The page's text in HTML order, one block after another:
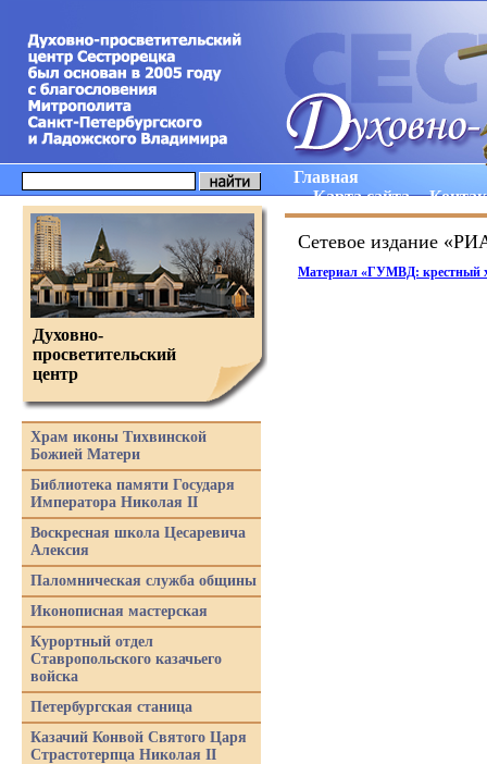
Главная
Карта сайта
Сетевое издание
Материал «ГУМВД: крестный
Духовно-
просветительский
центр
Храм иконы Тихвинской
Божией Матери
Библиотека памяти Государя
Императора Николая II
Воскресная школа Цесаревича
Алексия
Паломническая служба общины
Иконописная мастерская
Курортный отдел
Ставропольского казачьего
войска
Петербургская станица
Казачий Конвой Святого Царя
Страстотерпца Николая II